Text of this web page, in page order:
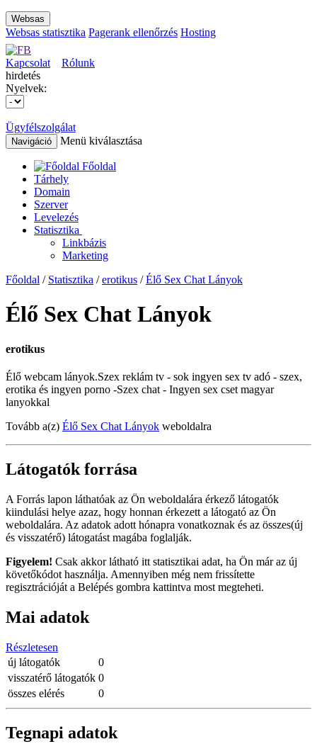
Websas
Websas statisztika Pagerank ellenőrzés Hosting
Kapcsolat
Rólunk
hirdetés
Nyelvek:
Ügyfélszolgálat
Navigáció Menü kiválasztása
Főoldal
Tárhely
Domain
Szerver
Levelezés
Statisztika
Linkbázis
Marketing
Főoldal / Statisztika /erotikus /Élő Sex Chat Lányok
Élő Sex Chat Lányok
erotikus
Élő webcam lányok.Szex reklám tv - sok ingyen sex tv adó - szex,
erotika és ingyen porno -Szex chat - Ingyen sex cset magyar
lanyokkal
Tovább a(z) Élő Sex Chat Lányok weboldalra
Látogatók forrása
A Forrás lapon láthatóak az Ön weboldalára érkező látogatók
kiindulási helye azaz, hogy honnan érkezett a látogató az Ön
weboldalára. Az adatok adott hónapra vonatkoznak és az összes(új
és visszatérő) látogatást magába foglalják.
Figyelem! Csak akkor látható itt statisztikai adat, ha Ön már az új
követőkódot használja. Amennyiben még nem frissítette
regisztrációját a Belépés gombra kattintva most megteheti.
Mai adatok
Részletesen
új látogatók
0
visszatérő látogatók 0
összes elérés
0
Tegnapi adatok